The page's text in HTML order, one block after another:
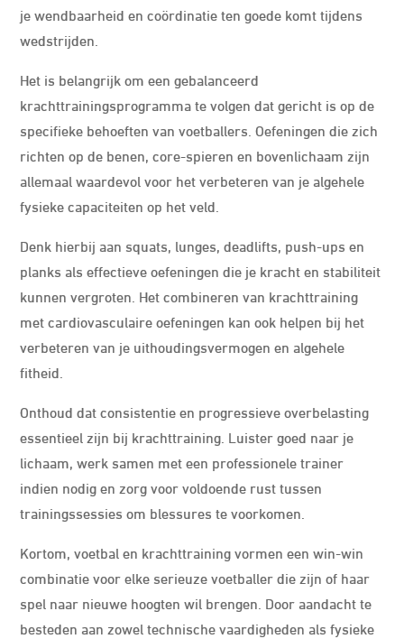
je wendbaarheid en coördinatie ten goede komt tijdens
wedstrijden.
Het is belangrijk om een gebalanceerd
krachttrainingsprogramma te volgen dat gericht is op de
specifieke behoeften van voetballers. Oefeningen die zich
richten op de benen, core-spieren en bovenlichaam zijn
allemaal waardevol voor het verbeteren van je algehele
fysieke capaciteiten op het veld.
Denk hierbij aan squats, lunges, deadlifts, push-ups en
planks als effectieve oefeningen die je kracht en stabiliteit
kunnen vergroten. Het combineren van krachttraining
met cardiovasculaire oefeningen kan ook helpen bij het
verbeteren van je uithoudingsvermogen en algehele
fitheid.
Onthoud dat consistentie en progressieve overbelasting
essentieel zijn bij krachttraining. Luister goed naar je
lichaam, werk samen met een professionele trainer
indien nodig en zorg voor voldoende rust tussen
trainingssessies om blessures te voorkomen.
Kortom, voetbal en krachttraining vormen een win-win
combinatie voor elke serieuze voetballer die zijn of haar
spel naar nieuwe hoogten wil brengen. Door aandacht te
besteden aan zowel technische vaardigheden als fysieke